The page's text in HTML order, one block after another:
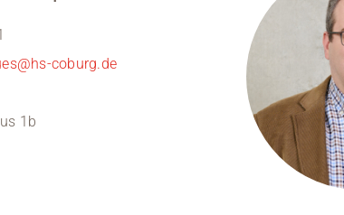
coburg.de
1b